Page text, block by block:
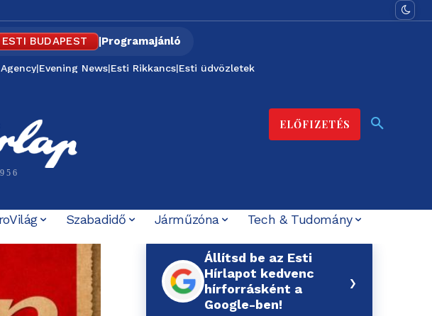
ESTI BUDAPEST |Programajánló
|Evening News|Esti Rikkancs|Esti üdvözletek
ELŐFIZETÉS
Szabadidő Járműzóna
Tech & Tudomány
Állítsd be az Esti
Hírlapot kedvenc
hírforrásként a
Google-ben!
›